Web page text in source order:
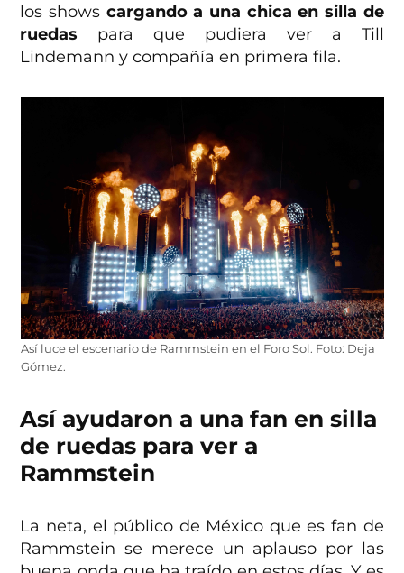
los shows cargando a una chica en silla de
ruedas para que pudiera ver a Till
Lindemann y compañía en primera fila.
Así luce el escenario de Rammstein en el Foro Sol. Foto: Deja
Gómez.
Así ayudaron a una fan en silla
de ruedas para ver a
Rammstein
La neta, el público de México que es fan de
Rammstein se merece un aplauso por las